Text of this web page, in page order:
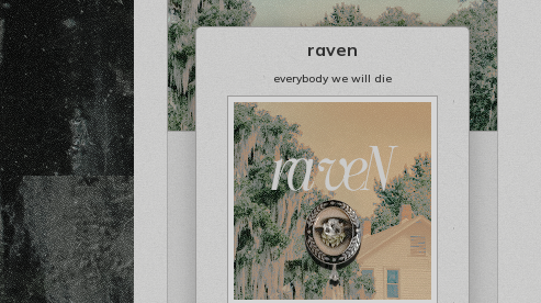
raven
everybody we will die